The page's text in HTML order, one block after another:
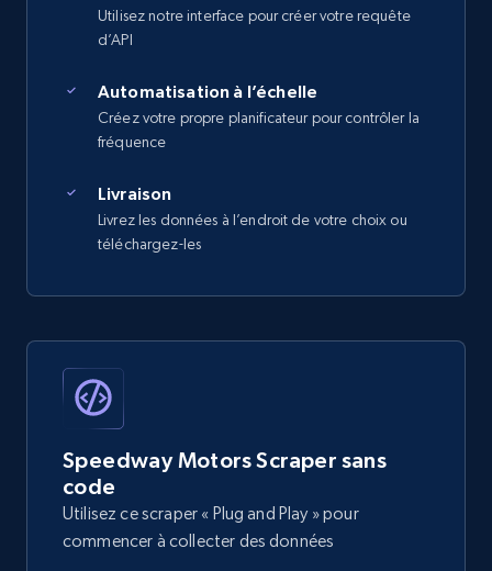
Utilisez notre interface pour créer votre requête
d’API
Automatisation à l’échelle
Créez votre propre planificateur pour contrôler la
fréquence
Livraison
Livrez les données à l’endroit de votre choix ou
téléchargez-les
Speedway Motors Scraper sans
code
Utilisez ce scraper « Plug and Play » pour
commencer à collecter des données